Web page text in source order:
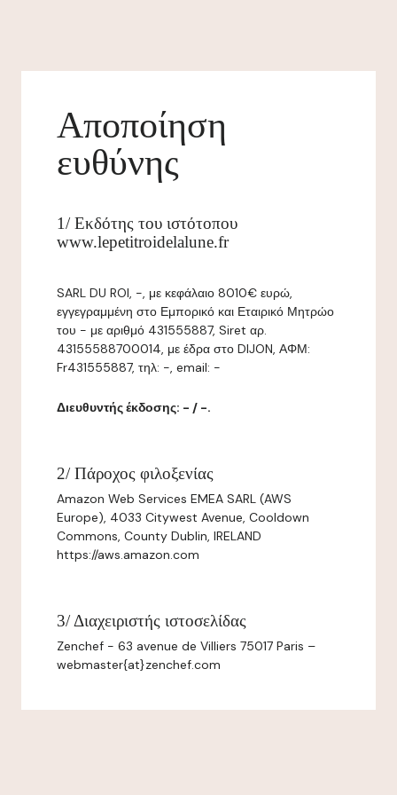
Αποποίηση
ευθύνης
1/ Εκδότης του ιστότοπου
www.lepetitroidelalune.fr
SARL DU ROI, -, με κεφάλαιο 8010€ ευρώ,
εγγεγραμμένη στο Εμπορικό και Εταιρικό Μητρώο
του - με αριθμό 431555887, Siret αρ.
43155588700014, με έδρα στο DIJON, ΑΦΜ:
Fr431555887, τηλ: -, email: -
Διευθυντής έκδοσης: - / -.
2/ Πάροχος φιλοξενίας
Amazon Web Services EMEA SARL (AWS
Europe), 4033 Citywest Avenue, Cooldown
Commons, County Dublin, IRELAND
https://aws.amazon.com
3/ Διαχειριστής ιστοσελίδας
Zenchef - 63 avenue de Villiers 75017 Paris –
webmaster{at}zenchef.com